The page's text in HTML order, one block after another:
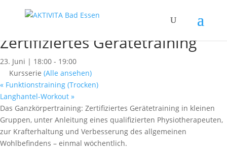
« Alle Kurse
Zertifiziertes Gerätetraining
23. Juni | 18:00 - 19:00
Kursserie (Alle ansehen)
« Funktionstraining (Trocken)
Langhantel-Workout »
Das Ganzkörpertraining: Zertifiziertes Gerätetraining in kleinen
Gruppen, unter Anleitung eines qualifizierten Physiotherapeuten,
zur Krafterhaltung und Verbesserung des allgemeinen
Wohlbefindens – einmal wöchentlich.